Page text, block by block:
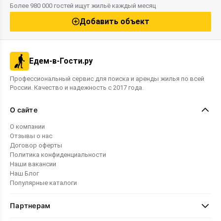
бюджетов предлагаются как бюджетные
варианты, так и элитные номера. Этот
рейтинг поможет вам выбрать
оптимальное жильё для комфортного
семейного отдыха в 2026 году.
Более 980 000 гостей ищут жильё каждый месяц
Добавить объект
Едем-в-Гости.ру
Профессиональный сервис для поиска и аренды жилья по всей
России. Качество и надежность с 2017 года.
О сайте
О компании
Отзывы о нас
Договор оферты
Политика конфиденциальности
Наши вакансии
Наш Блог
Популярные каталоги
Партнерам